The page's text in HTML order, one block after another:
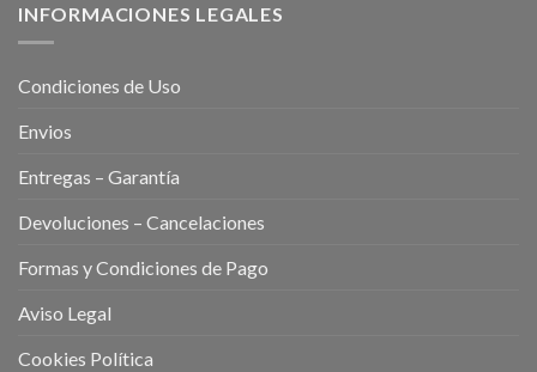
INFORMACIONES LEGALES
Condiciones de Uso
Envios
Entregas – Garantía
Devoluciones – Cancelaciones
Formas y Condiciones de Pago
Aviso Legal
Cookies Política